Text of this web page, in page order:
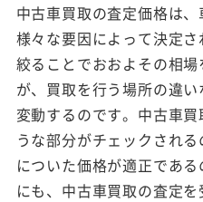
中古車買取の査定価格は
様々な要因によって決定
絞ることでおおよその相
が、買取を行う場所の違
変動するのです。中古車
うな部分がチェックされ
についた価格が適正であ
にも、中古車買取の査定